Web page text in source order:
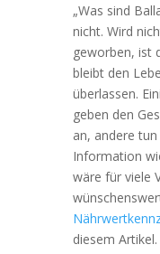
„Was sind
nicht. Wird
geworben, ist
bleibt den
überlassen.
geben den
an, andere
Information
wäre für viele
diesem Artikel.